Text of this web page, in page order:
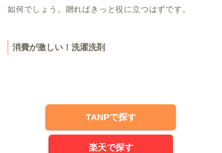
如何でしょう。贈ればきっと役に立つはずです。
消費が激しい！洗濯洗剤
TANPで探す
楽天で探す